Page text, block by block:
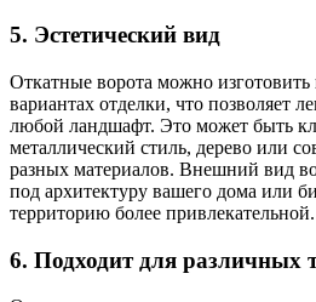
5. Эстетический вид
Откатные ворота можно изготовить
вариантах отделки, что позволяет
любой ландшафт. Это может быть
металлический стиль, дерево или
разных материалов. Внешний вид
под архитектуру вашего дома или
территорию более привлекательной.
6. Подходит для различных